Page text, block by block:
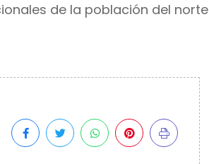
de la población del norte